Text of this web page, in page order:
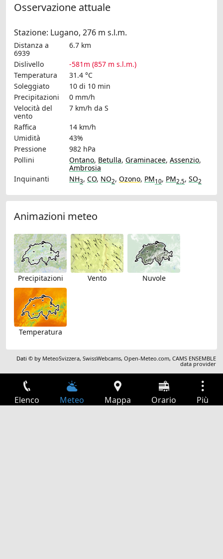
Osservazione attuale
Stazione: Lugano, 276 m s.l.m.
Distanza a
6939
6.7 km
Dislivello
-581m (857 m s.l.m.)
Temperatura
31.4 °C
Soleggiato
10 di 10 min
Precipitazioni
0 mm/h
Velocità del
vento
7 km/h da S
Raffica
14 km/h
Umidità
43%
Pressione
982 hPa
Pollini
Ontano, Betulla, Graminacee, Assenzio,
Ambrosia
Inquinanti
NH3, CO, NO2, Ozono, PM10, PM2.5, SO2
Animazioni meteo
Precipitazioni Vento Nuvole
Temperatura
Dati © by MeteoSvizzera,SwissWebcams,Open-Meteo.com,CAMS ENSEMBLE
data provider
Elenco Meteo Mappa Orario Più